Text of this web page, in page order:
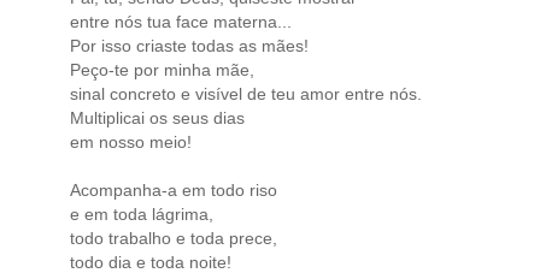
entre nós tua face materna...
Por isso criaste todas as mães!
Peço-te por minha mãe,
sinal concreto e visível de teu amor entre nós.
Multiplicai os seus dias
em nosso meio!
Acompanha-a em todo riso
e em toda lágrima,
todo trabalho e toda prece,
todo dia e toda noite!